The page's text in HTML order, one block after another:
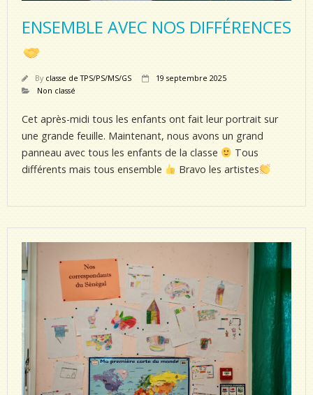
ENSEMBLE AVEC NOS DIFFÉRENCES
By classe de TPS/PS/MS/GS
19 septembre 2025
Non classé
Cet après-midi tous les enfants ont fait leur portrait sur
une grande feuille. Maintenant, nous avons un grand
panneau avec tous les enfants de la classe
Tous
différents mais tous ensemble
Bravo les artistes